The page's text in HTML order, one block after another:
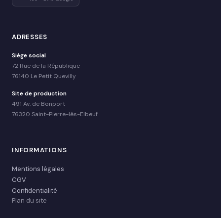
ADRESSES
Siège social
72 Rue de la République
76140 Le Petit Quevilly
Site de production
491 Av. de Bonport
76320 Saint-Pierre-lès-Elbeuf
INFORMATIONS
Mentions légales
CGV
Confidentialité
Plan du site